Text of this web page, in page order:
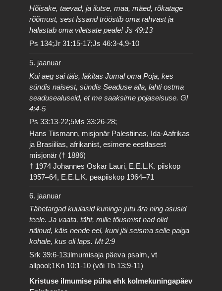
Hõisake, taevad, ja ilutse, maa, mäed, rõkatage
rõõmust, sest Issand trööstib oma rahvast ja
halastab oma viletsate peale! Js 49:13
Ps 134;Jr 31:15-17;Js 46:3-4,9-10
5. jaanuar
Kui aeg sai täis, läkitas Jumal oma Poja, kes
sündis naisest, sündis Seaduse alla, lahti ostma
seadusealuseid, et me saaksime pojaseisuse. Gl
4:4-5
Ps 33:13-22;5Ms 33:26-28;
Hans Tiismann, misjonär Palestiinas, Ida-Aafrikas
ja Brasiilias, afrikanist, esimene eestlasest
misjonär († 1886)
† 1974 Johannes Oskar Lauri, E.E.L.K. piiskop
1957–64, E.E.L.K. peapiiskop 1964–71
6. jaanuar
Tähetargad kuulasid kuninga jutu ära ning asusid
teele. Ja vaata, täht, mille tõusmist nad olid
näinud, käis nende eel, kuni jäi seisma selle paiga
kohale, kus oli laps. Mt 2:9
Srk 39:6-13;ilmumisaja päeva psalm, vt
allpool;1Kn 10:1-10 (või Tb 13:9-11)
Kristuse ilmumise püha ehk kolmekuningapäev